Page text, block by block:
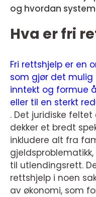
og hvordan
Hva er fri
Fri rettshjelp er en
som gjør det
inntekt og formue
eller til en sterkt
. Det juridiske
dekker et bredt
inkludere alt fra
til utlendingsrett.
rettshjelp i noen
av økonomi, som